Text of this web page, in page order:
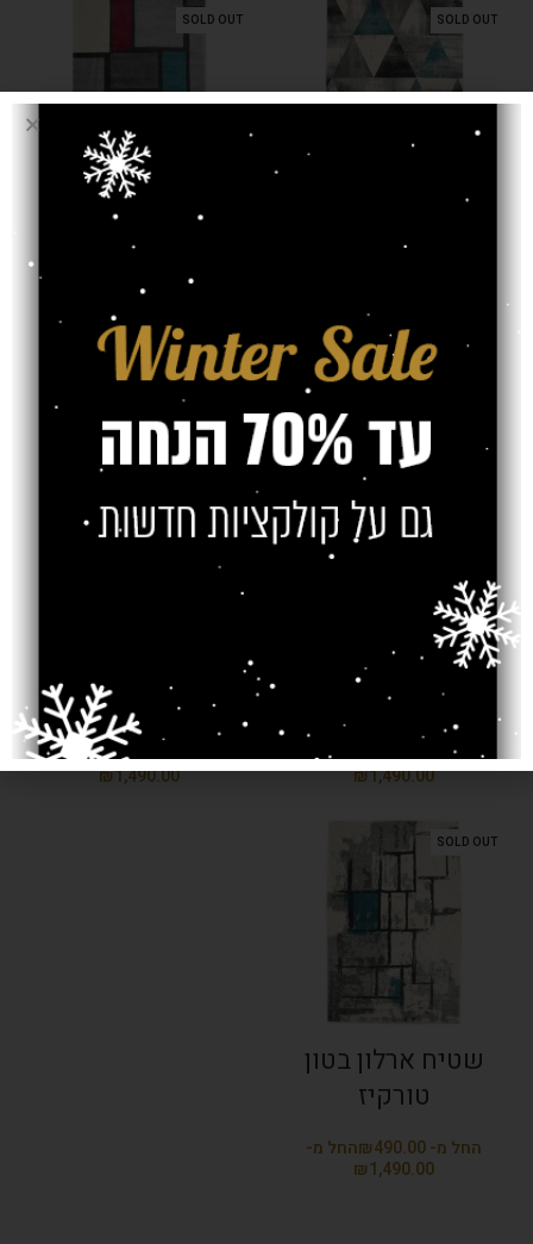
SOLD OUT
שטיח ארלון
טורקיז
₪
₪
SOLD OUT
שטיח ארלון
גאומטרי צבעוני
₪
₪
SOLD OUT
שטיח ארלון בטון
צבעוני
₪
₪
גאומטרי אפור לבן
₪
₪
SOLD OUT
שטיח ארלון בטון
טורקיז
₪
₪